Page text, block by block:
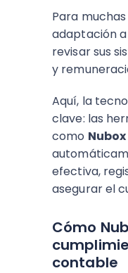
Para
adaptación
revisar sus
y
Aquí, la
clave: las
como Nubox
efectiva,
asegurar el
Cómo
contable